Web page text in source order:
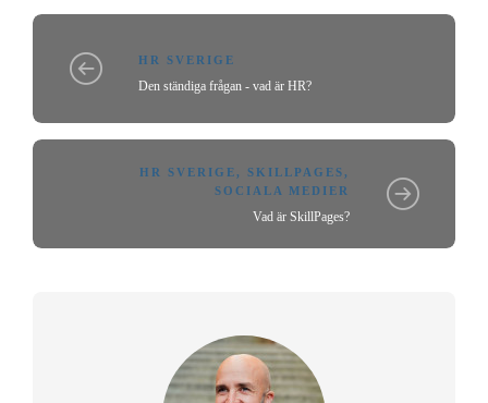
HR SVERIGE
Den ständiga frågan - vad är HR?
HR SVERIGE, SKILLPAGES,
SOCIALA MEDIER
Vad är SkillPages?